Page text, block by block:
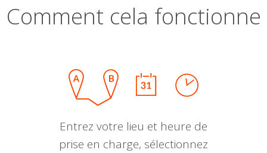
Comment cela fonctionne
Entrez votre lieu et heure de
prise en charge, sélectionnez